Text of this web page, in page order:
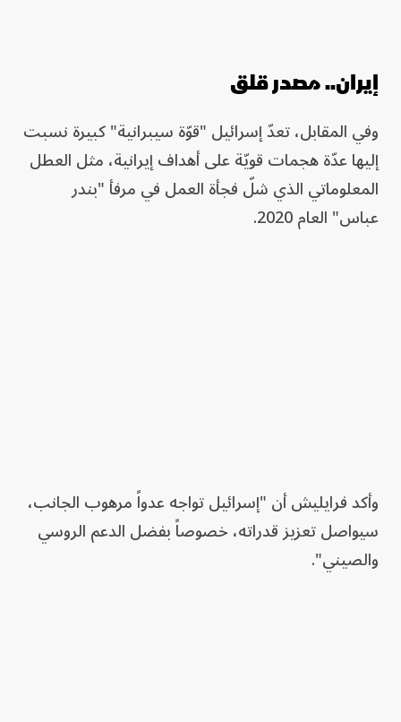
إيران.. مصدر قلق
وفي المقابل، تعدّ إسرائيل "قوّة سيبرانية" كبيرة نسبت
إليها عدّة هجمات قويّة على أهداف إيرانية، مثل العطل
المعلوماتي الذي شلّ فجأة العمل في مرفأ "بندر
عباس" العام 2020.
وأكد فرايليش أن "إسرائيل تواجه عدواً مرهوب الجانب،
سيواصل تعزيز قدراته، خصوصاً بفضل الدعم الروسي
والصيني".